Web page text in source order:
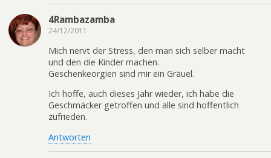
4Rambazamba
24/12/2011
Mich nervt der Stress, den man sich selber macht
und den die Kinder machen.
Geschenkeorgien sind mir ein Gräuel.
Ich hoffe, auch dieses Jahr wieder, ich habe die
Geschmäcker getroffen und alle sind hoffentlich
zufrieden.
Antworten